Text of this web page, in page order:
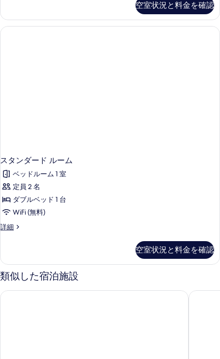
件
ム
の
る
ー
ド
ル
空室状況と料金を確認
スタンダード ルーム
ベッドルーム 1 室
定員 2 名
ダブルベッド 1 台
WiFi (無料)
詳細
ス
ー
ド
ル
ム
空室状況と料金を確認
類似した宿泊施設
エッセンズ ホテル モナ イ